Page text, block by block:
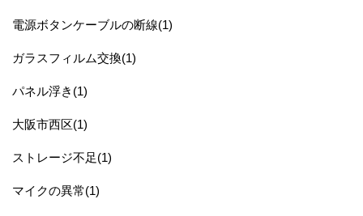
電源ボタンケーブルの断線(1)
ガラスフィルム交換(1)
パネル浮き(1)
大阪市西区(1)
ストレージ不足(1)
マイクの異常(1)